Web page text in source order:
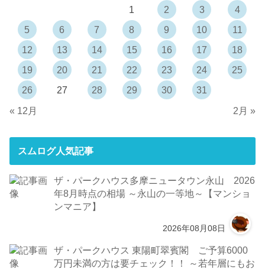
1
2 3
4
5
6 7 8 9 10
11
12
13 14 15 16 17
18
19
20 21 22 23 24
25
26
27 28 29 30
31
« 12月
2月 »
スムログ人気記事
ザ・パークハウス多摩ニュータウン永山 2026
年8月時点の相場 ～永山の一等地～【マンショ
ンマニア】
2026年08月08日
ザ・パークハウス 東陽町翠賓閣 ご予算6000
万円未満の方は要チェック！！ ～若年層にもお